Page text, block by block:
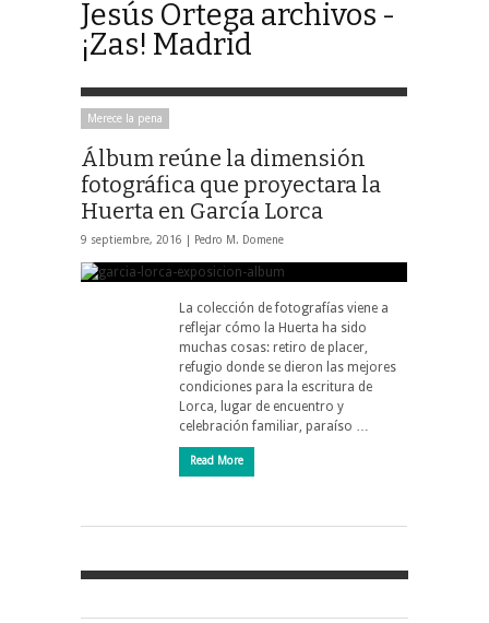
Jesús Ortega archivos -
¡Zas! Madrid
Merece la pena
Álbum reúne la dimensión
fotográfica que proyectara la
Huerta en García Lorca
9 septiembre, 2016 | Pedro M. Domene
La colección de fotografías viene a
reflejar cómo la Huerta ha sido
muchas cosas: retiro de placer,
refugio donde se dieron las mejores
condiciones para la escritura de
Lorca, lugar de encuentro y
celebración familiar, paraíso …
Read More